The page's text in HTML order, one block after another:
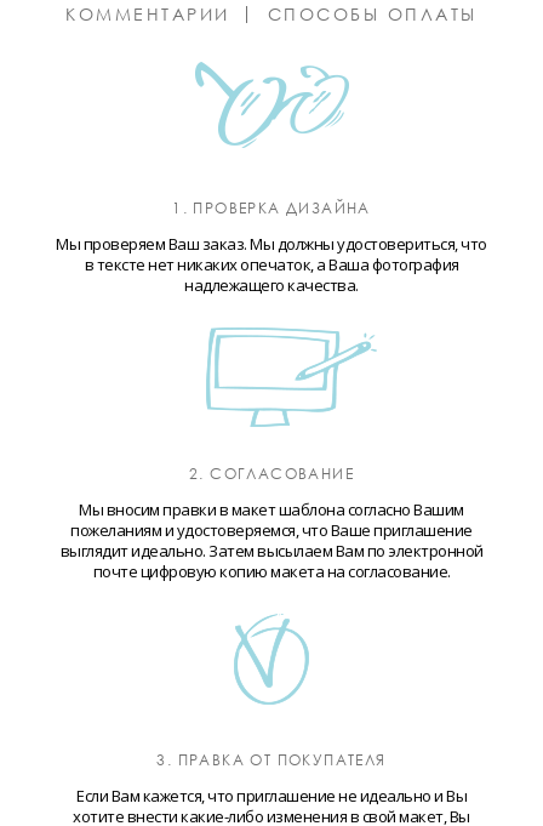
КОММЕНТАРИИ
СПОСОБЫ ОПЛАТЫ
1. ПРОВЕРКА ДИЗАЙНА
Мы проверяем Ваш заказ. Мы должны удостовериться, что
в тексте нет никаких опечаток, а Ваша фотография
надлежащего качества.
2. СОГЛАСОВАНИЕ
Мы вносим правки в макет шаблона согласно Вашим
пожеланиям и удостоверяемся, что Ваше приглашение
выглядит идеально. Затем высылаем Вам по электронной
почте цифровую копию макета на согласование.
3. ПРАВКА ОТ ПОКУПАТЕЛЯ
Если Вам кажется, что приглашение не идеально и Вы
хотите внести какие-либо изменения в свой макет, Вы